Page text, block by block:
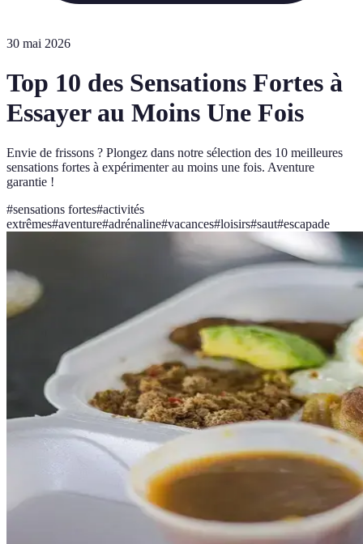
30 mai 2026
Top 10 des Sensations Fortes à
Essayer au Moins Une Fois
Envie de frissons ? Plongez dans notre sélection des 10 meilleures
sensations fortes à expérimenter au moins une fois. Aventure
garantie !
#sensations fortes#activités
extrêmes#aventure#adrénaline#vacances#loisirs#saut#escapade